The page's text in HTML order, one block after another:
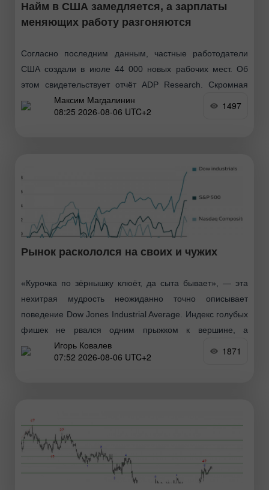
Найм в США замедляется, а зарплаты
меняющих работу разгоняются
Согласно последним данным, частные работодатели
США создали в июле 44 000 новых рабочих мест. Об
этом свидетельствует отчёт ADP Research. Скромная
цифра сама по себе не даёт полной картины
Максим Магдалинин
08:25 2026-08-06 UTC+2
1497
Рынок раскололся на своих и чужих
«Курочка по зёрнышку клюёт, да сыта бывает», — эта
нехитрая мудрость неожиданно точно описывает
поведение Dow Jones Industrial Average. Индекс голубых
фишек не рвался одним прыжком к вершине, а
методичноИгорь Ковалев
07:52 2026-08-06 UTC+2
1871